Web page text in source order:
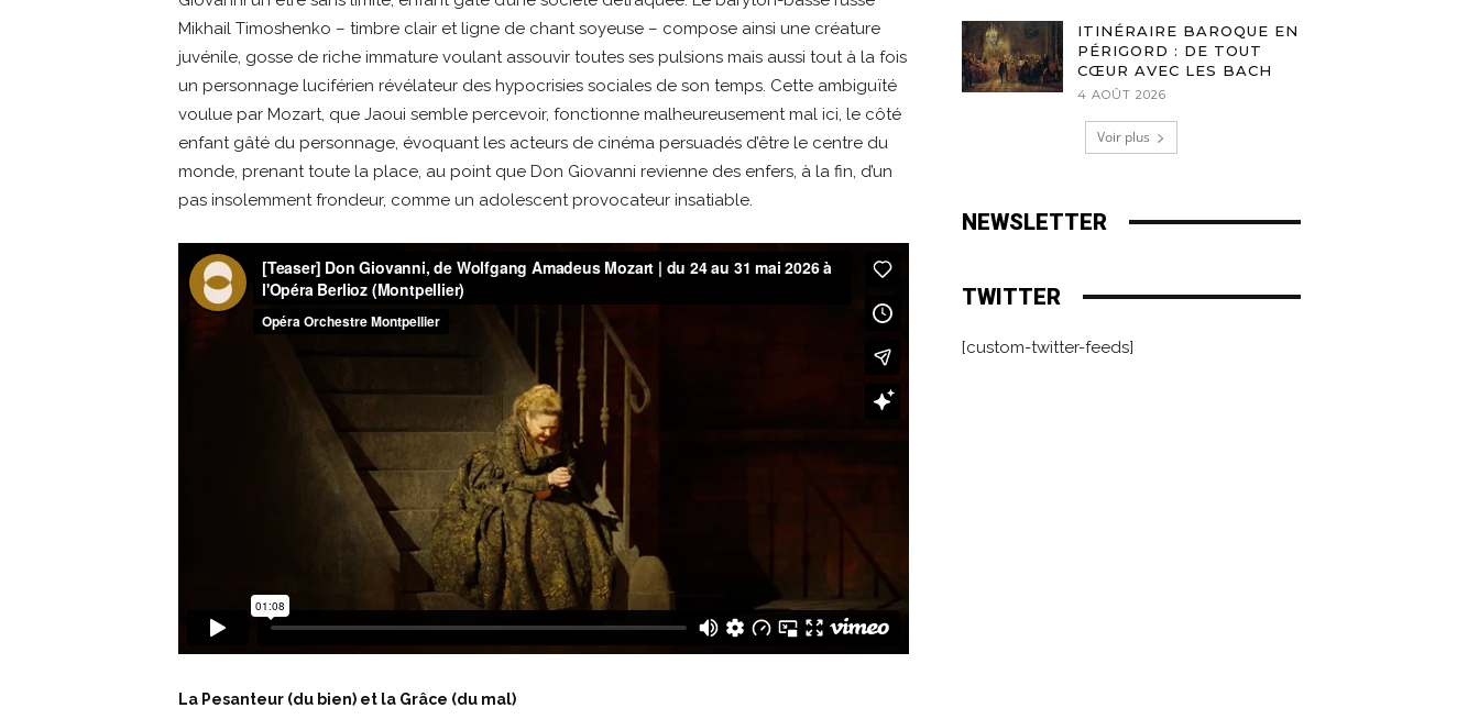
Mikhail Timoshenko – timbre clair et ligne de chant soyeuse – compose ainsi une créature
juvénile, gosse de riche immature voulant assouvir toutes ses pulsions mais aussi tout à la fois
un personnage luciférien révélateur des hypocrisies sociales de son temps. Cette ambiguïté
voulue par Mozart, que Jaoui semble percevoir, fonctionne malheureusement mal ici, le côté
enfant gâté du personnage, évoquant les acteurs de cinéma persuadés d’être le centre du
monde, prenant toute la place, au point que Don Giovanni revienne des enfers, à la fin, d’un
pas insolemment frondeur, comme un adolescent provocateur insatiable.
La Pesanteur (du bien) et la Grâce (du mal)
ITINÉRAIRE BAROQUE EN
PÉRIGORD : DE TOUT
CŒUR AVEC LES BACH
4 AOÛT 2026
Voir plus
NEWSLETTER
TWITTER
[custom-twitter-feeds]